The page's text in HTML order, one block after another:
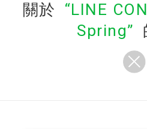
關於
LINE
Spring